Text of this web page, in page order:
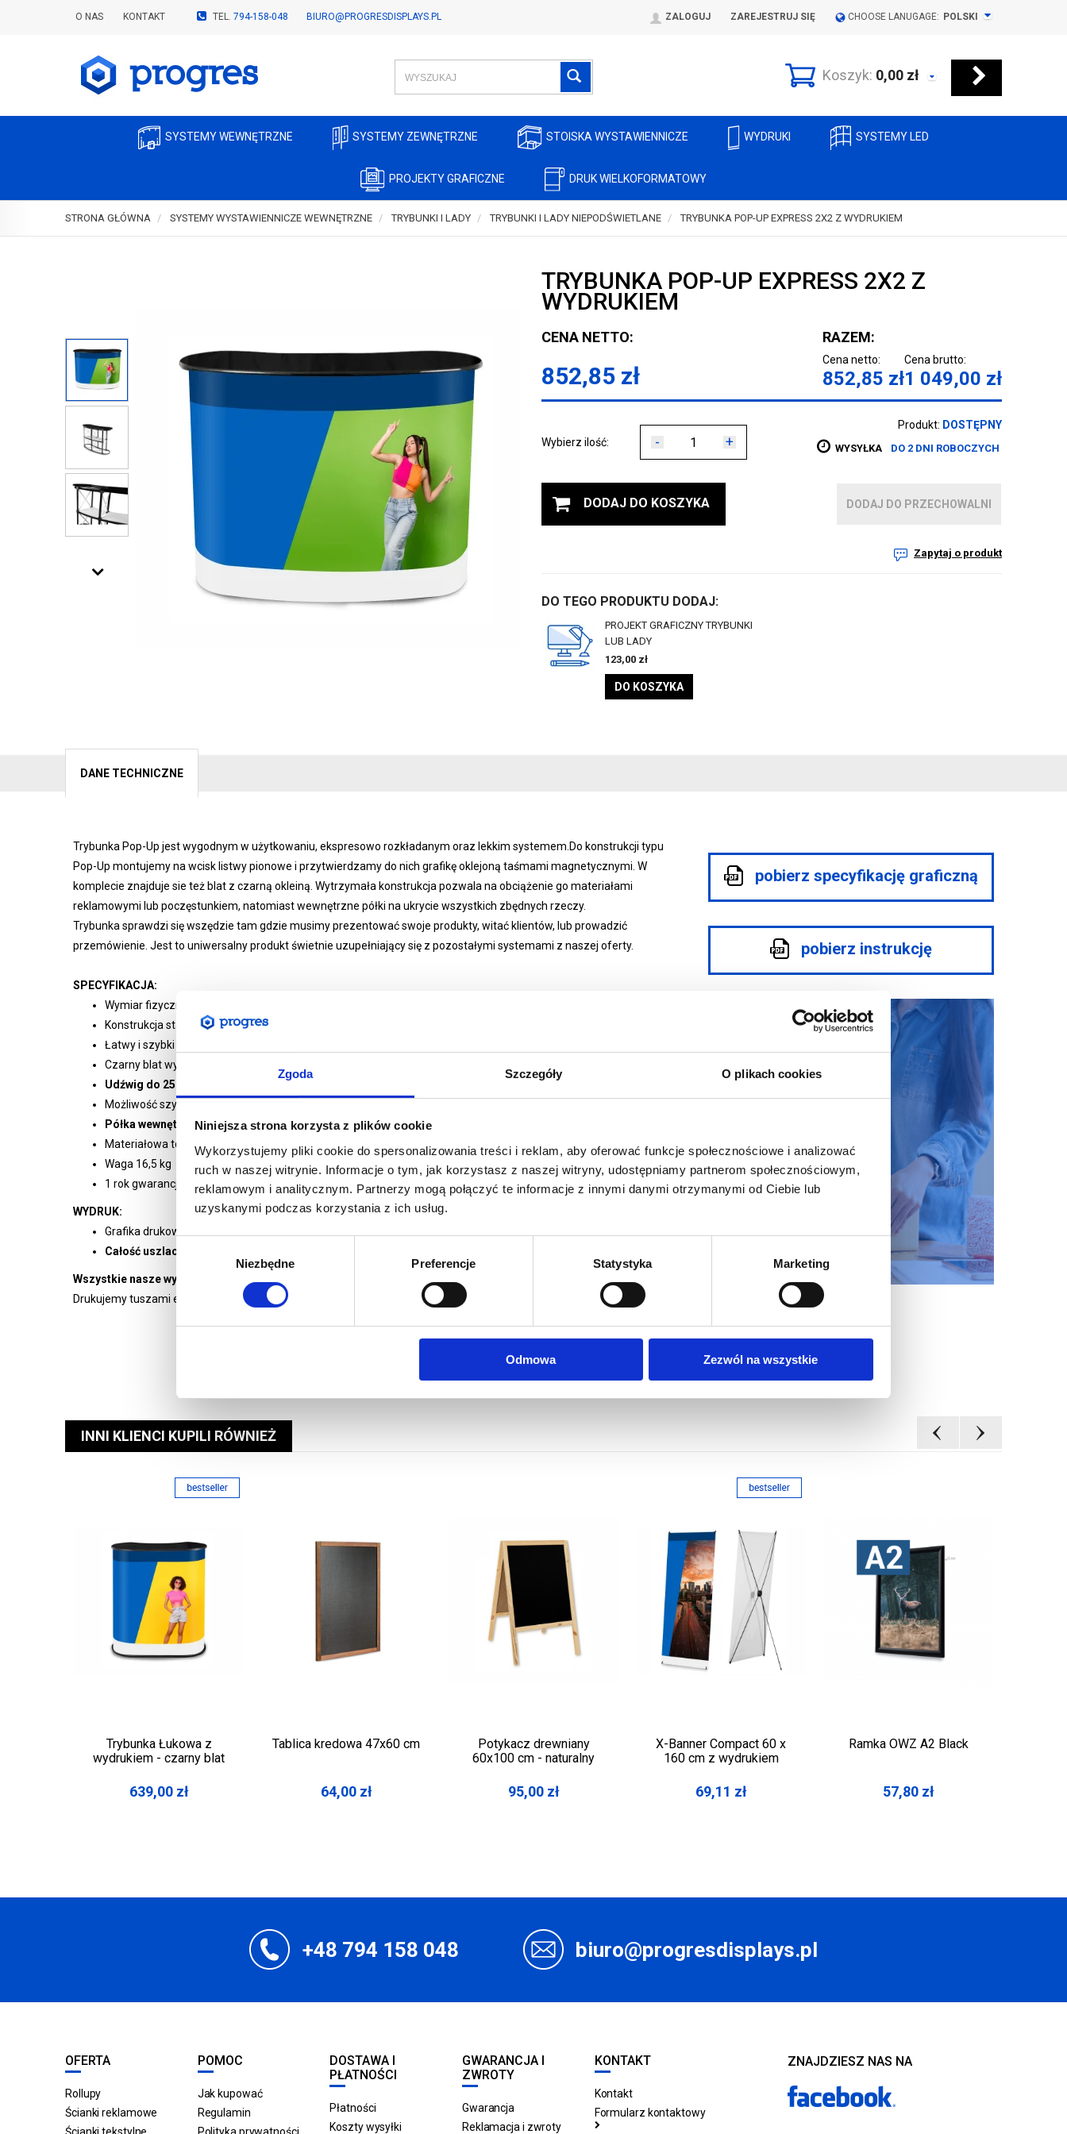
Zgoda Szczegóły O plikach cookies
Niniejsza strona korzysta z plików cookie
Wykorzystujemy pliki cookie do spersonalizowania treści i reklam, aby oferować funkcje społecznościowe i analizować
ruch w naszej witrynie. Informacje o tym, jak korzystasz z naszej witryny, udostępniamy partnerom społecznościowym,
reklamowym i analitycznym. Partnerzy mogą połączyć te informacje z innymi danymi otrzymanymi od Ciebie lub
uzyskanymi podczas korzystania z ich usług.
Niezbędne Preferencje Statystyka Marketing
Odmowa Zezwól na wszystkie
O NAS KONTAKT TEL. 794-158-048 BIURO@PROGRESDISPLAYS.PL ZALOGUJ ZAREJESTRUJ SIĘ CHOOSE LANUGAGE: POLSKI
Koszyk: 0,00 zł
SYSTEMY WEWNĘTRZNE SYSTEMY ZEWNĘTRZNE STOISKA WYSTAWIENNICZE WYDRUKI SYSTEMY LED
PROJEKTY GRAFICZNE DRUK WIELKOFORMATOWY
STRONA GŁÓWNA SYSTEMY WYSTAWIENNICZE WEWNĘTRZNE TRYBUNKI I LADY TRYBUNKI I LADY NIEPODŚWIETLANE TRYBUNKA POP-UP EXPRESS 2X2 Z WYDRUKIEM
TRYBUNKA POP-UP EXPRESS 2X2 Z
WYDRUKIEM
CENA NETTO:
852,85 zł
RAZEM:
Cena netto:
852,85 zł
Cena brutto:
1 049,00 zł
Wybierz ilość: - +
Produkt: DOSTĘPNY
WYSYŁKA DO 2 DNI ROBOCZYCH
DODAJ DO KOSZYKA DODAJ DO PRZECHOWALNI
Zapytaj o produkt
DO TEGO PRODUKTU DODAJ:
PROJEKT GRAFICZNY TRYBUNKI
LUB LADY
123,00 zł
DO KOSZYKA
DANE TECHNICZNE
Trybunka Pop-Up jest wygodnym w użytkowaniu, ekspresowo rozkładanym oraz lekkim systemem.Do konstrukcji typu
Pop-Up montujemy na wcisk listwy pionowe i przytwierdzamy do nich grafikę oklejoną taśmami magnetycznymi. W
komplecie znajduje sie też blat z czarną okleiną. Wytrzymała konstrukcja pozwala na obciążenie go materiałami
reklamowymi lub poczęstunkiem, natomiast wewnętrzne półki na ukrycie wszystkich zbędnych rzeczy.
Trybunka sprawdzi się wszędzie tam gdzie musimy prezentować swoje produkty, witać klientów, lub prowadzić
przemówienie. Jest to uniwersalny produkt świetnie uzupełniający się z pozostałymi systemami z naszej oferty.
SPECYFIKACJA:
Wymiar fizyczny w mm: 880 (wys.) x 1300 (szer.) x 400 (gł.)
Konstrukcja stalowa malowana proszkowo
Łatwy i szybki montaż bez użycia narzędzi
Czarny blat wykonany z MDF
Udźwig do 25 kg
Możliwość szybkiej wymiany grafiki
Półka wewnętrzna w zestawie
Materiałowa torba transportowa w zestawie
Waga 16,5 kg
1 rok gwarancji
WYDRUK:
Grafika drukowana cyfrowo na folii matowej
Całość uszlachetniona laminatem
Wszystkie nasze wydruki są wysokiej jakości, pełnokolorowe, drukowane cyfrowo w rozdzielczości 1440 dpi.
Drukujemy tuszami ekologicznymi renomowanych europejskich marek.
pobierz specyfikację graficzną
pobierz instrukcję
INNI KLIENCI KUPILI RÓWNIEŻ
Trybunka Łukowa z
wydrukiem - czarny blat
639,00 zł
Tablica kredowa 47x60 cm
64,00 zł
Potykacz drewniany
60x100 cm - naturalny
95,00 zł
X-Banner Compact 60 x
160 cm z wydrukiem
69,11 zł
Ramka OWZ A2 Black
57,80 zł
+48 794 158 048 biuro@progresdisplays.pl
OFERTA
Rollupy
Ścianki reklamowe
POMOC
Jak kupować
Regulamin
DOSTAWA I
PŁATNOŚCI
Płatności
Koszty wysyłki
GWARANCJA I
ZWROTY
Gwarancja
Reklamacja i zwroty
KONTAKT
Kontakt
Formularz kontaktowy
ZNAJDZIESZ NAS NA